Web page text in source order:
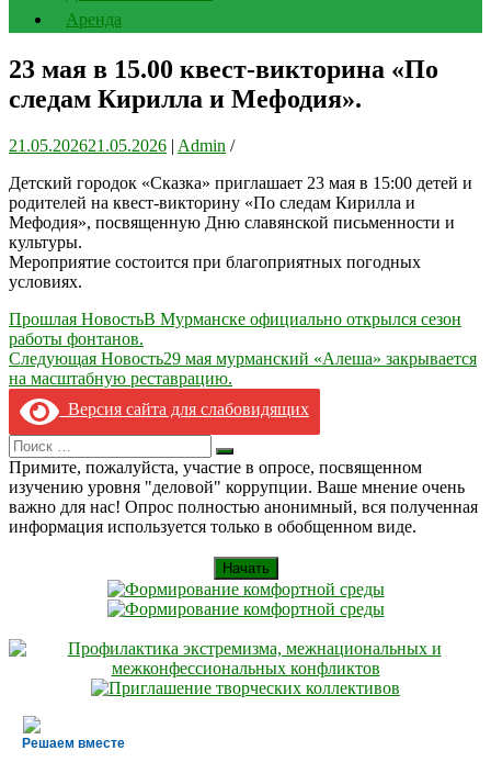
Аренда
23 мая в 15.00 квест-викторина «По
следам Кирилла и Мефодия».
21.05.202621.05.2026 | Admin /
Детский городок «Сказка» приглашает 23 мая в 15:00 детей и
родителей на квест-викторину «По следам Кирилла и
Мефодия», посвященную Дню славянской письменности и
культуры.
Мероприятие состоится при благоприятных погодных
условиях.
Навигация
по
записям
Прошлая НовостьВ Мурманске официально открылся сезон
работы фонтанов.
Следующая Новость29 мая мурманский «Алеша» закрывается
на масштабную реставрацию.
Версия сайта для слабовидящих
Search
for:
Искать
Примите, пожалуйста, участие в опросе, посвященном
изучению уровня "деловой" коррупции. Ваше мнение очень
важно для нас! Опрос полностью анонимный, вся полученная
информация используется только в обобщенном виде.
Начать
Решаем вместе